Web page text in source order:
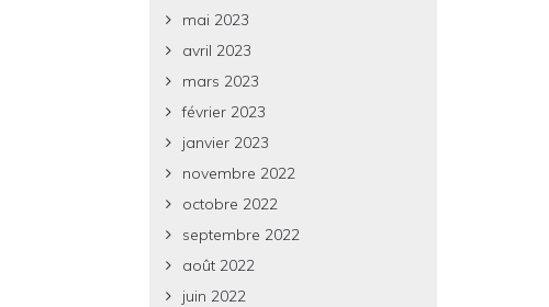
mai 2023
avril 2023
mars 2023
février 2023
janvier 2023
novembre 2022
octobre 2022
septembre 2022
août 2022
juin 2022